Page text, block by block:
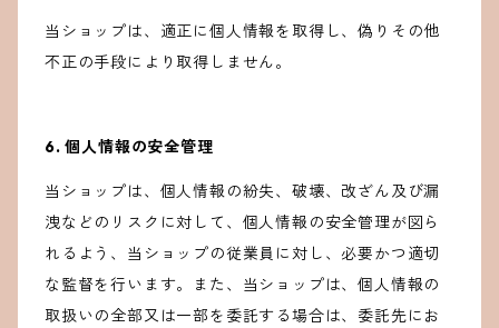
当ショップは、適正に個人情報を取得し、偽りその他
不正の手段により取得しません。
6. 個人情報の安全管理
当ショップは、個人情報の紛失、破壊、改ざん及び漏
洩などのリスクに対して、個人情報の安全管理が図ら
れるよう、当ショップの従業員に対し、必要かつ適切
な監督を行います。また、当ショップは、個人情報の
取扱いの全部又は一部を委託する場合は、委託先にお